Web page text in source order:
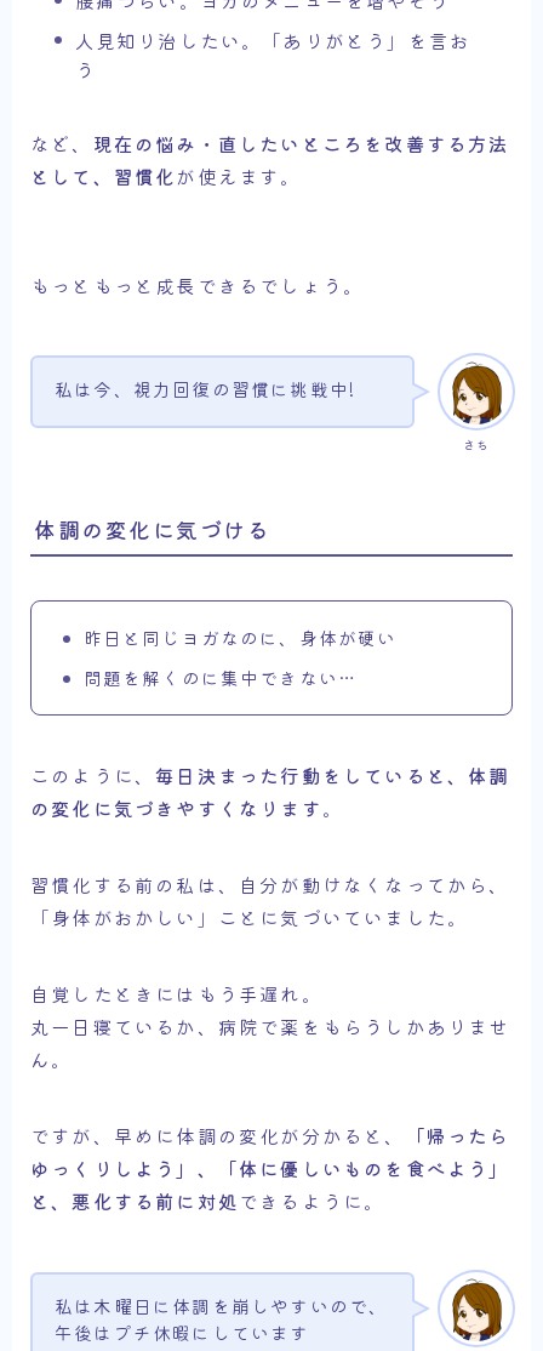
人見知り治したい。「ありがとう」を言お
う
など、 現在の悩み・直したいところを改善する方法
として、習慣化が使えます。
もっともっと成長できるでしょう。
さち
私は今、視力回復の習慣に挑戦中!
体調の変化に気づける
昨日と同じヨガなのに、身体が硬い
問題を解くのに集中できない…
このように、毎日決まった行動をしていると、体調
の変化に気づきやすくなります。
習慣化する前の私は、自分が動けなくなってから、
「身体がおかしい」ことに気づいていました。
自覚したときにはもう手遅れ。
丸一日寝ているか、病院で薬をもらうしかありませ
ん。
ですが、早めに体調の変化が分かると、
「帰ったら
ゆっくりしよう」、「体に優しいものを食べよう」
と、悪化する前に対処できるように。
私は木曜日に体調を崩しやすいので、
午後はプチ休暇にしています